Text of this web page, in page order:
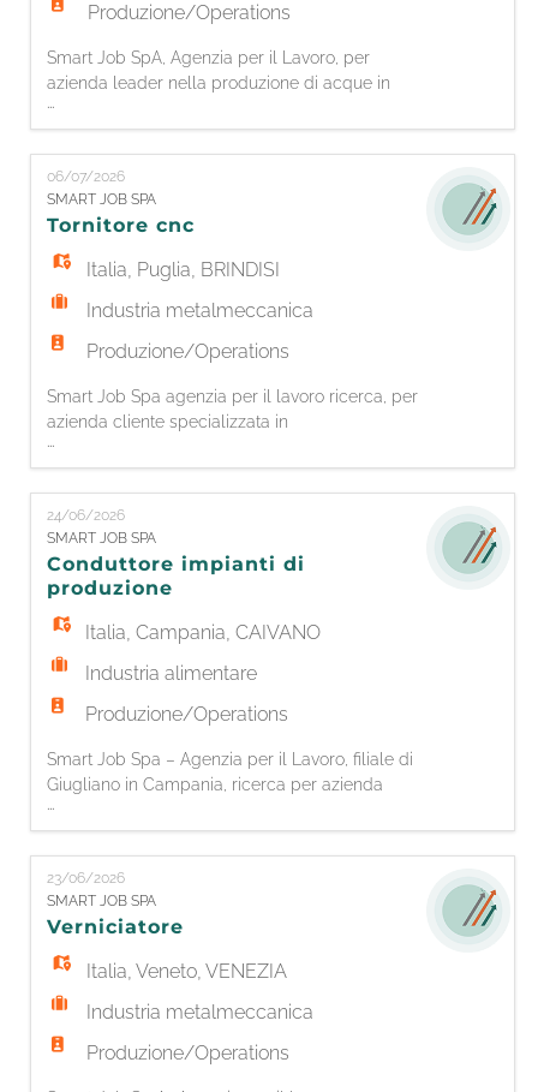
Produzione/Operations
Smart Job SpA, Agenzia per il Lavoro, per
azienda leader nella produzione di acque in
bottiglia, è alla ricerca di 1 MANUTENTORE
ELETTRICO. Responsabilità: - Manutenzione
elettrica ordinaria e straordinaria degli impianti
produttivi; - Ricerca guasti e ripristino delle
funzionalità degli impianti; - Interventi su quadri
elettrici, sensori, mo
06/07/2026
SMART JOB SPA
Tornitore cnc
Italia, Puglia, BRINDISI
Industria metalmeccanica
Produzione/Operations
Smart Job Spa agenzia per il lavoro ricerca, per
azienda cliente specializzata in
lavorazioni meccaniche di precisione, un
TORNITORE CNC La risorsa si occuperà di:
- attrezzare il tornio (Okuma LB200M) ,
preparare il programma per la lavorazione del
pezzo, centraggio e allineamento dello stesso;
- azzeramento utensili; -presidio, la
24/06/2026
SMART JOB SPA
Conduttore impianti di
produzione
Italia,Campania,CAIVANO
Industria alimentare
Produzione/Operations
Smart Job Spa – Agenzia per il Lavoro, filiale di
Giugliano in Campania, ricerca per azienda
cliente operante nel settore alimentare un/una:
CONDUTTORE IMPIANTI DI PRODUZIONE La
risorsa selezionata si occuperà della
conduzione, regolazione e gestione di impianti,
attrezzature e macchinari destinati alla
produzione alimentare, con particolar
23/06/2026
SMART JOB SPA
Verniciatore
Italia,Veneto,VENEZIA
Industria metalmeccanica
Produzione/Operations